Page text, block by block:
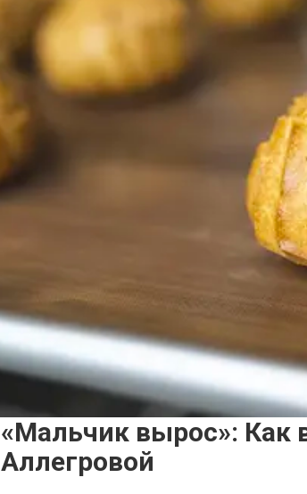
«Мальчик вырос»: Как
Аллегровой